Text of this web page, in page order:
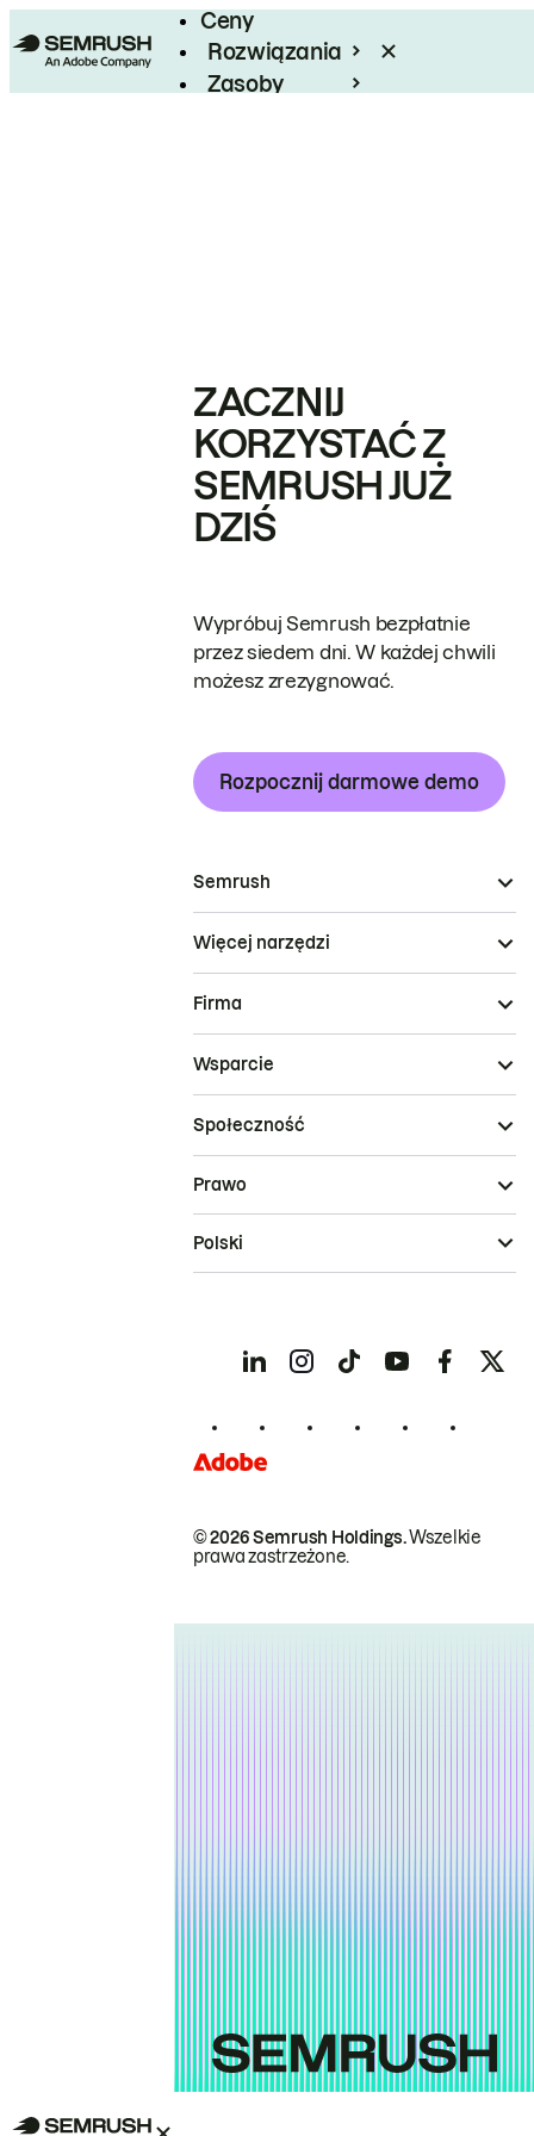
Ceny
Rozwiązania
Zasoby
ZACZNIJ
KORZYSTAĆ Z
SEMRUSH JUŻ
DZIŚ
Wypróbuj Semrush bezpłatnie
przez siedem dni. W każdej chwili
możesz zrezygnować.
Rozpocznij darmowe demo
Semrush
Więcej narzędzi
Firma
Wsparcie
Społeczność
© 2026 Semrush Holdings.Wszelkie
prawa zastrzeżone.
Prawo
Polski